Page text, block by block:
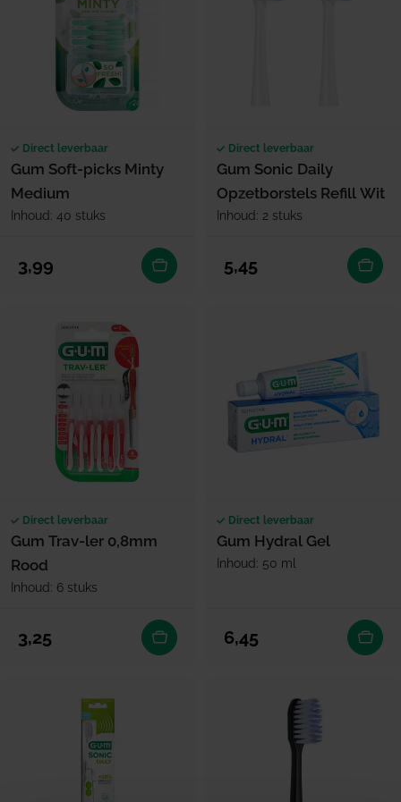
Direct leverbaar
Gum Soft-picks Minty
Medium
Inhoud: 40 stuks
Normale prijs
3,99
Direct leverbaar
Gum Sonic Daily
Opzetborstels Refill Wit
Inhoud: 2 stuks
Normale prijs
5,45
Direct leverbaar
Gum Trav-ler 0,8mm
Rood
Inhoud: 6 stuks
Normale prijs
3,25
Direct leverbaar
Gum Hydral Gel
Inhoud: 50 ml
Normale prijs
6,45